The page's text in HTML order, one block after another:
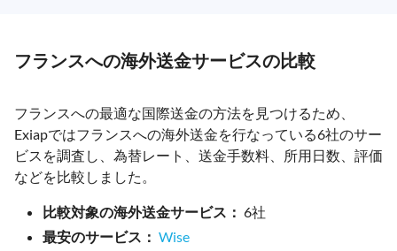
フランスへの海外送金サービスの比較
フランスへの最適な国際送金の方法を見つけるため、
Exiapではフランスへの海外送金を行なっている6社のサー
ビスを調査し、為替レート、送金手数料、所用日数、評価
などを比較しました。
比較対象の海外送金サービス： 6社
最安のサービス： Wise